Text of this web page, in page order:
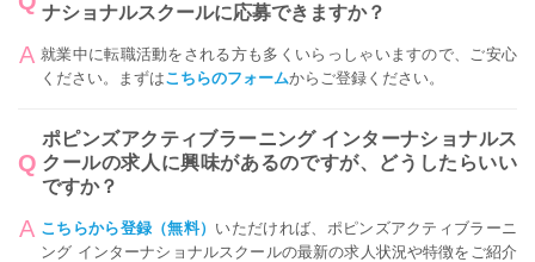
ナショナルスクールに応募できますか？
就業中に転職活動をされる方も多くいらっしゃいますので、ご安心
ください。まずはこちらのフォームからご登録ください。
ポピンズアクティブラーニング インターナショナルス
クールの求人に興味があるのですが、どうしたらいい
ですか？
こちらから登録（無料） いただければ、ポピンズアクティブラーニ
ング インターナショナルスクールの最新の求人状況や特徴をご紹介